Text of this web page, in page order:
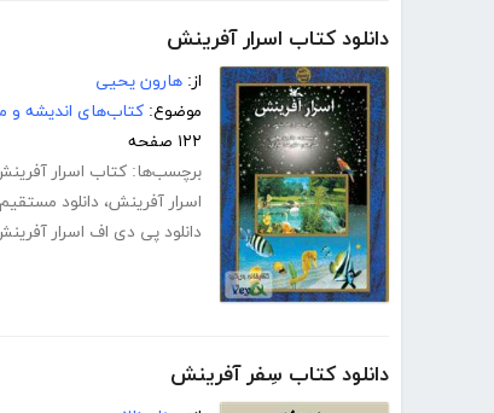
دانلود کتاب اسرار آفرینش
از: هارون یحیی
موضوع: کتاب‌های اندیشه
۱۲۲ صفحه
برچسب‌ها: کتاب اسرار
اسرار آفرینش، دانلود
دانلود پی دی اف اسرار
دانلود کتاب سِفر آفرینش